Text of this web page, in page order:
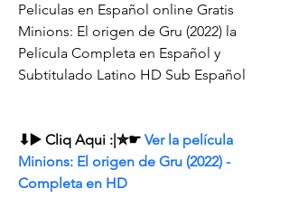
Peliculas en Español online Gratis
Minions: El origen de Gru (2022) la
Película Completa en Español y
Subtitulado Latino HD Sub Español
⬇▶️ Cliq Aqui :|✮☛ Ver la película
Minions: El origen de Gru (2022) -
Completa en HD